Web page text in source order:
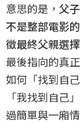
意思的是， 父
不是整部電影
徵最終父親選
最後指向的真
如何「找到自
「我找到自己
過簡單與一廂